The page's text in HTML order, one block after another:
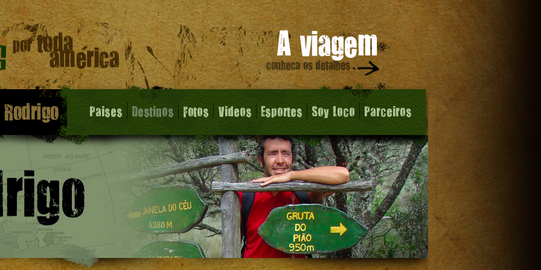
Paises Destinos Fotos Videos Esportes Soy Loco Parceiros